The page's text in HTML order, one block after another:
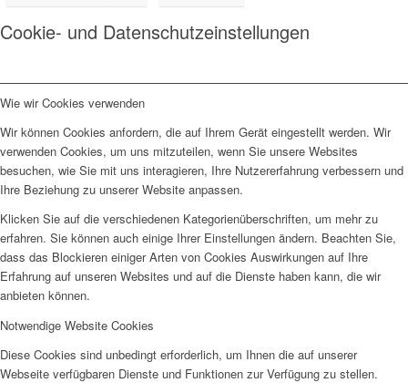
Cookie- und Datenschutzeinstellungen
Wie wir Cookies verwenden
Wir können Cookies anfordern, die auf Ihrem Gerät eingestellt werden. Wir
verwenden Cookies, um uns mitzuteilen, wenn Sie unsere Websites
besuchen, wie Sie mit uns interagieren, Ihre Nutzererfahrung verbessern und
Ihre Beziehung zu unserer Website anpassen.
Klicken Sie auf die verschiedenen Kategorienüberschriften, um mehr zu
erfahren. Sie können auch einige Ihrer Einstellungen ändern. Beachten Sie,
dass das Blockieren einiger Arten von Cookies Auswirkungen auf Ihre
Erfahrung auf unseren Websites und auf die Dienste haben kann, die wir
anbieten können.
Notwendige Website Cookies
Diese Cookies sind unbedingt erforderlich, um Ihnen die auf unserer
Webseite verfügbaren Dienste und Funktionen zur Verfügung zu stellen.